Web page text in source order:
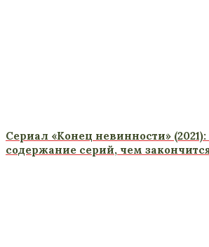
Сериал «Конец невинности»
содержание серий, чем